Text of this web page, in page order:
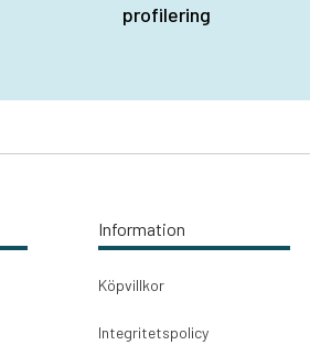
profilering
Information
Köpvillkor
Integritetspolicy